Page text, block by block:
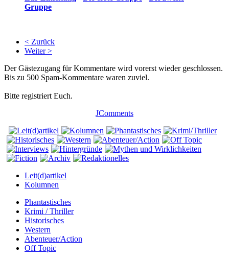
Gruppe
< Zurück
Weiter >
Der Gästezugang für Kommentare wird vorerst wieder geschlossen.
Bis zu 500 Spam-Kommentare waren zuviel.
Bitte registriert Euch.
JComments
Leit(d)artikel
Kolumnen
Phantastisches
Krimi / Thriller
Historisches
Western
Abenteuer/Action
Off Topic